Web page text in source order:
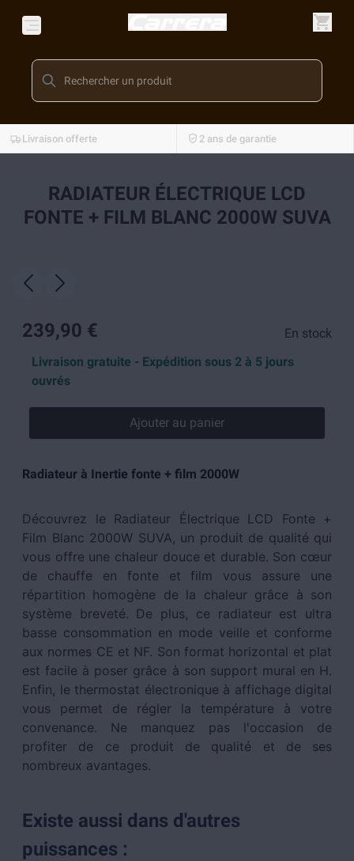
Livraison offerte 2 ans de garantie
RADIATEUR ÉLECTRIQUE LCD
FONTE + FILM BLANC 2000W SUVA
239,90 €
En stock
Livraison gratuite - Expédition sous 2 à 5 jours
ouvrés
Ajouter au panier
Radiateur à Inertie fonte + film 2000W
Découvrez le Radiateur Électrique LCD Fonte +
Film Blanc 2000W SUVA, un produit de qualité qui
vous offre une chaleur douce et durable. Son cœur
de chauffe en fonte et film vous assure une
répartition homogène de la chaleur grâce à son
système breveté. De plus, ce radiateur est ultra
basse consommation en mode veille et conforme
aux normes CE et NF. Son format horizontal et plat
est facile à poser grâce à son support mural en H.
Enfin, le thermostat électronique à affichage digital
vous permet de régler la température à votre
convenance. Ne manquez pas l'occasion de
profiter de ce produit de qualité et de ses
nombreux avantages.
Existe aussi dans d'autres
puissances :